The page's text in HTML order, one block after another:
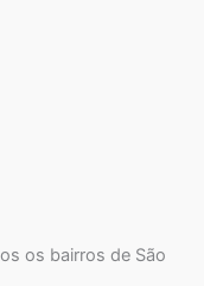
os bairros de São